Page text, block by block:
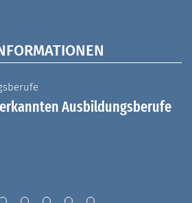
Ausbildungsberufe